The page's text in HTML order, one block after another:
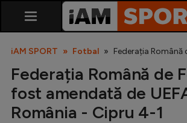
iAM SPORT Fotbal Federația
Federația Română de
fost amendată de
România - Cipru 4-1